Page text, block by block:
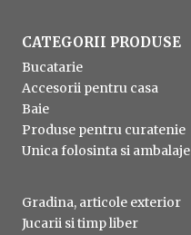
CATEGORII PRODUSE
Bucatarie
Accesorii pentru casa
Baie
Produse pentru curatenie
Unica folosinta si ambalaje
Gradina, articole exterior
Jucarii si timp liber